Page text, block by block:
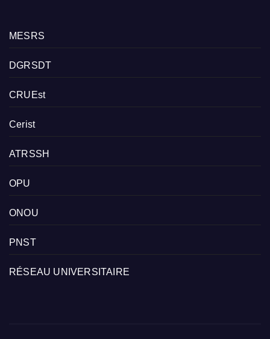
MESRS
DGRSDT
CRUEst
Cerist
ATRSSH
OPU
ONOU
PNST
RÉSEAU UNIVERSITAIRE